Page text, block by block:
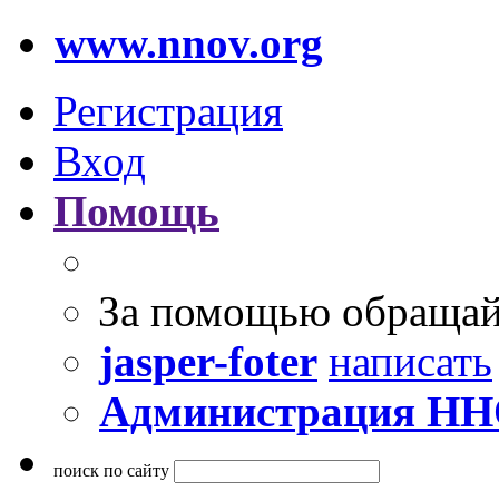
www.nnov.org
Регистрация
Вход
Помощь
За помощью
jasper-foter написать
Администрация
поиск по сайту